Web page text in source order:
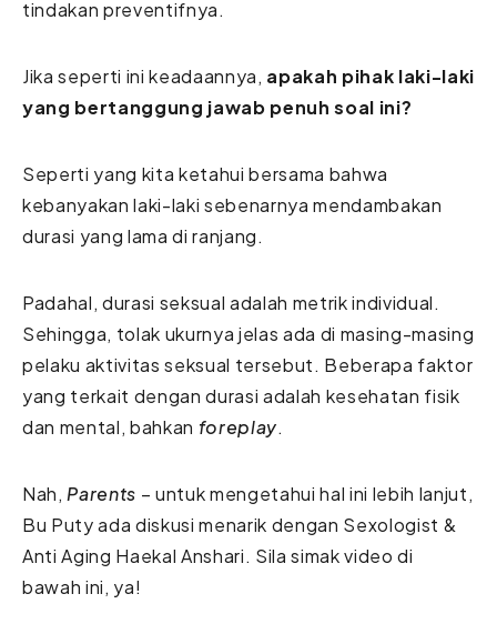
tindakan preventifnya.
Jika seperti ini keadaannya, apakah pihak laki-laki
yang bertanggung jawab penuh soal ini?
Seperti yang kita ketahui bersama bahwa
kebanyakan laki-laki sebenarnya mendambakan
durasi yang lama di ranjang.
Padahal, durasi seksual adalah metrik individual.
Sehingga, tolak ukurnya jelas ada di masing-masing
pelaku aktivitas seksual tersebut. Beberapa faktor
yang terkait dengan durasi adalah kesehatan fisik
dan mental, bahkan foreplay.
Nah, Parents – untuk mengetahui hal ini lebih lanjut,
Bu Puty ada diskusi menarik dengan Sexologist &
Anti Aging Haekal Anshari. Sila simak video di
bawah ini, ya!